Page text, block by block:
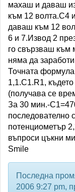
махаш и даваш
към 12 волта.C4
даваш към 12
6 и 7.Извод 2
го свързваш към
няма да
Точната формула
1,1.C1.R1,
(получава се
За 30 мин.-
последователно
потенциометър
въпроси цъкни
Smile
Последна
2006 9:27 pm,